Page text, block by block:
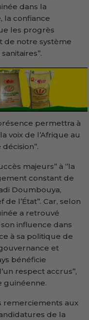
dans la
la confiance
les progrès
de notre système
permettra à
voix de l’Afrique au
majeurs’’ à ‘’la
constant de
Doumbouya,
l’État’’. Car, selon
a retrouvé
influence dans
à sa politique de
et
bénéficie
respect accrus’’,
guinéenne.
remerciements aux
de la